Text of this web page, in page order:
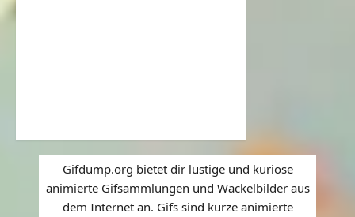
Gifdump.org bietet dir lustige und kuriose
animierte Gifsammlungen und Wackelbilder aus
dem Internet an. Gifs sind kurze animierte